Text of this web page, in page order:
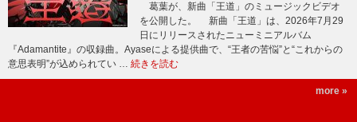
葛葉が、新曲「王道」のミュージックビデオ
を公開した。 新曲「王道」は、2026年7月29
日にリリースされたニューミニアルバム
『Adamantite』の収録曲。Ayaseによる提供曲で、“王者の苦悩”と“これからの
意思表明”が込められてい … 続きを読む
more »